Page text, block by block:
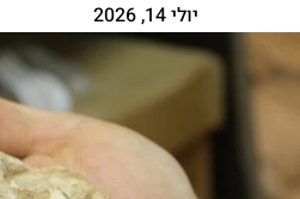
יולי 14, 2026